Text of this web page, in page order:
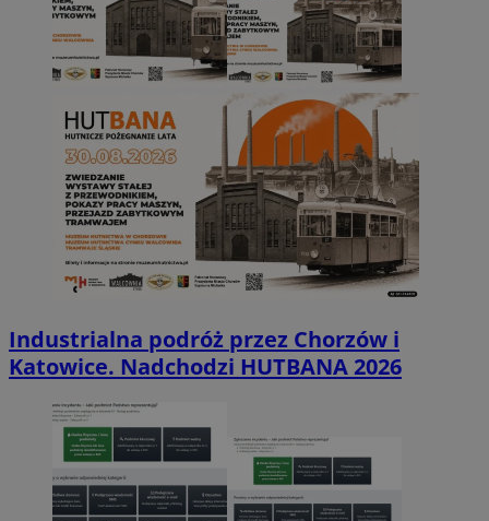
Industrialna podróż przez Chorzów i
Katowice. Nadchodzi HUTBANA 2026